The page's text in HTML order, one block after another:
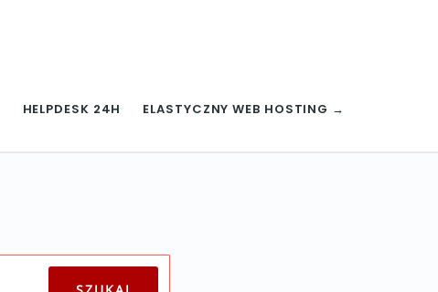
HELPDESK 24H ELASTYCZNY WEB HOSTING →